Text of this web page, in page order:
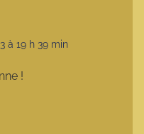
à 19 h 39 min
!